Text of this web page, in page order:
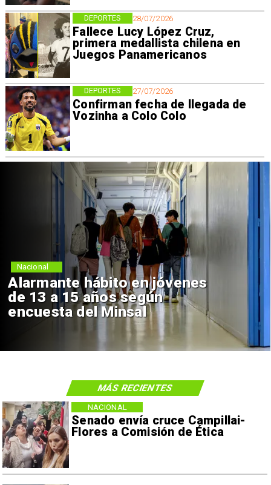
28/07/2026
Fallece Lucy López Cruz,
primera medallista chilena en
Juegos Panamericanos
DEPORTES
27/07/2026
Confirman fecha de llegada de
Vozinha a Colo Colo
DEPORTES
Alarmante hábito en jóvenes
de 13 a 15 años según
encuesta del Minsal
Nacional
Senado envía cruce Campillai-
Flores a Comisión de Ética
NACIONAL
MÁS RECIENTES